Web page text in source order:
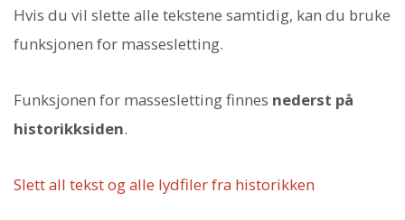
Hvis du vil slette alle tekstene samtidig, kan du bruke
funksjonen for massesletting.
Funksjonen for massesletting finnes nederst på
historikksiden.
Slett all tekst og alle lydfiler fra historikken